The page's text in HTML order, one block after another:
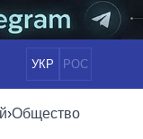
УКР РОС
›Общество